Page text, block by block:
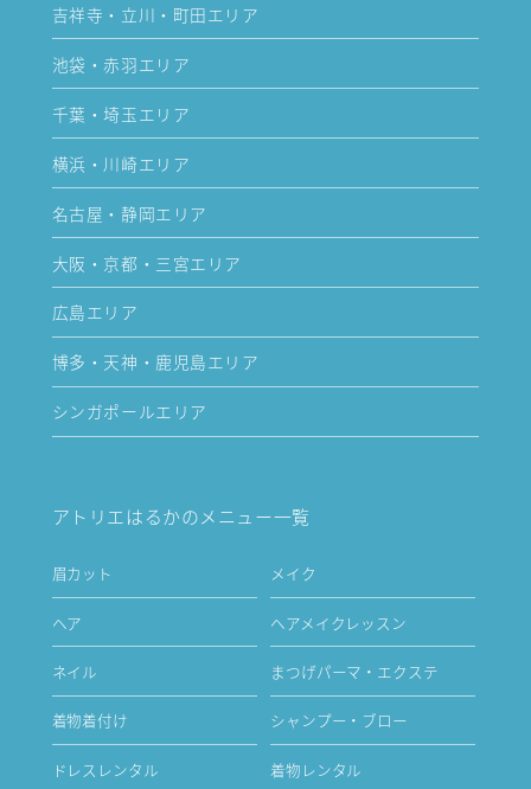
吉祥寺・立川・町田エリア
池袋・赤羽エリア
千葉・埼玉エリア
横浜・川崎エリア
名古屋・静岡エリア
大阪・京都・三宮エリア
広島エリア
博多・天神・鹿児島エリア
シンガポールエリア
アトリエはるかのメニュー一覧
眉カット メイク
ヘア ヘアメイクレッスン
ネイル まつげパーマ・エクステ
着物着付け シャンプー・ブロー
ドレスレンタル 着物レンタル